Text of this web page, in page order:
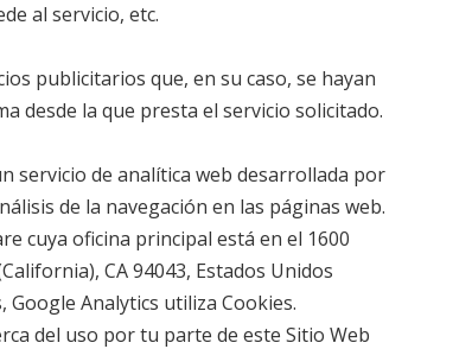
al servicio, etc.
publicitarios que, en su caso, se hayan
desde la que presta el servicio solicitado.
servicio de analítica web desarrollada por
de la navegación en las páginas web.
cuya oficina principal está en el 1600
CA 94043, Estados Unidos
Google Analytics utiliza Cookies.
del uso por tu parte de este Sitio Web